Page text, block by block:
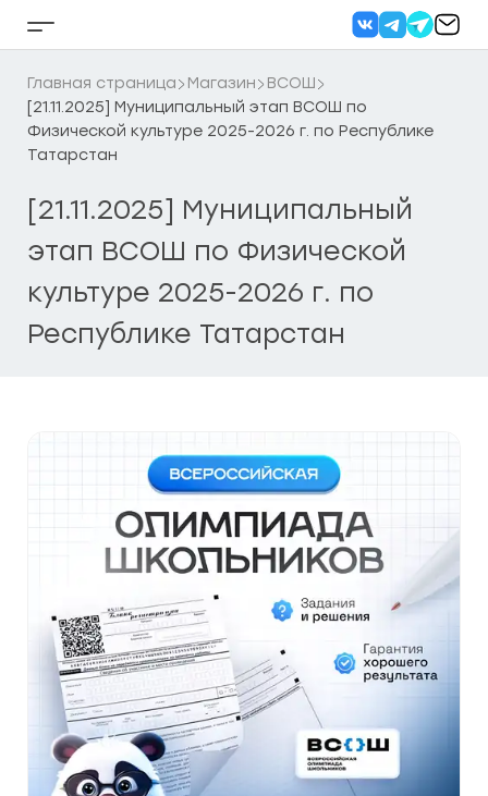
Кнопка
бокового
меню
Главная страница Магазин
ВСОШ
[21.11.2025] Муниципальный этап ВСОШ по
Физической культуре 2025-2026 г. по Республике
Татарстан
[21.11.2025] Муниципальный
этап ВСОШ по Физической
культуре 2025-2026 г. по
Республике Татарстан